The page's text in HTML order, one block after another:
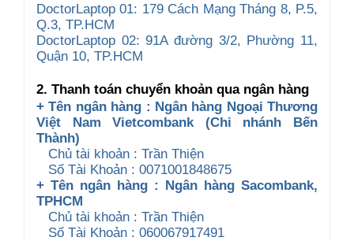
DoctorLaptop 01: 179 Cách Mạng Tháng 8, P.5,
Q.3, TP.HCM
DoctorLaptop 02: 91A đường 3/2, Phường 11,
Quận 10, TP.HCM
2. Thanh toán chuyển khoản qua ngân hàng
+ Tên ngân hàng : Ngân hàng Ngoại Thương
Việt Nam Vietcombank (Chi nhánh Bến
Thành)
Chủ tài khoản : Trần Thiện
Số Tài Khoản : 0071001848675
+ Tên ngân hàng : Ngân hàng Sacombank,
TPHCM
Chủ tài khoản : Trần Thiện
Số Tài Khoản : 060067917491